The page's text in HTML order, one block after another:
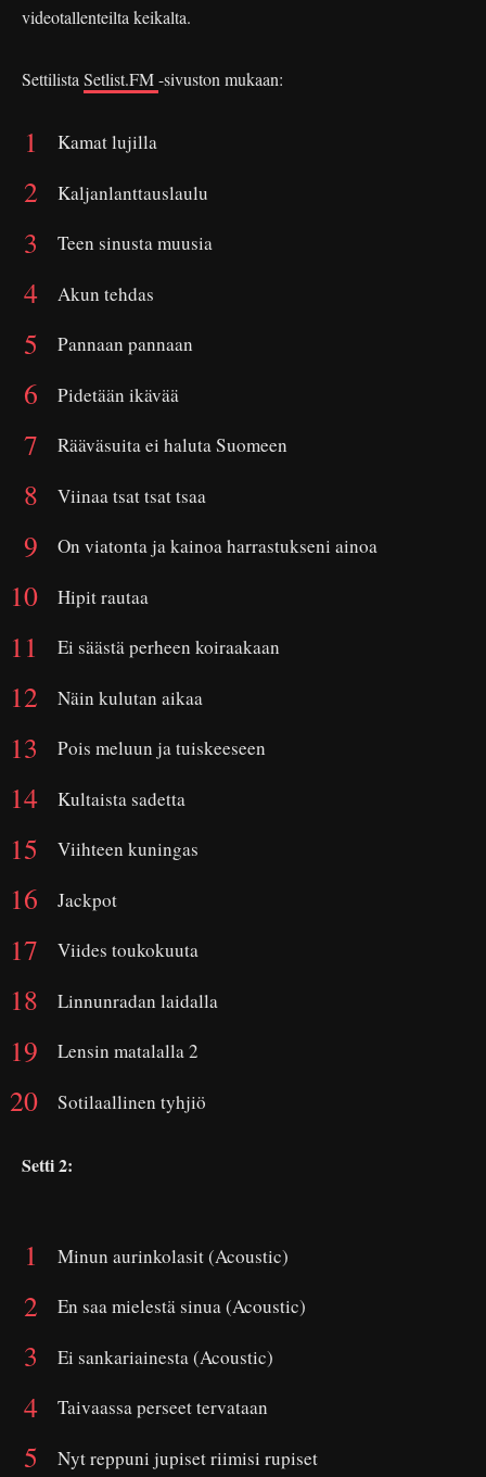
videotallenteilta keikalta.
SettilistaSetlist.FM-sivuston mukaan:
Kamat lujilla
Kaljanlanttauslaulu
Teen sinusta muusia
Akun tehdas
Pannaan pannaan
Pidetään ikävää
Rääväsuita ei haluta Suomeen
Viinaa tsat tsat tsaa
On viatonta ja kainoa harrastukseni ainoa
Hipit rautaa
Ei säästä perheen koiraakaan
Näin kulutan aikaa
Pois meluun ja tuiskeeseen
Kultaista sadetta
Viihteen kuningas
Jackpot
Viides toukokuuta
Linnunradan laidalla
Lensin matalalla 2
Sotilaallinen tyhjiö
Setti 2:
Minun aurinkolasit (Acoustic)
En saa mielestä sinua (Acoustic)
Ei sankariainesta (Acoustic)
Taivaassa perseet tervataan
Nyt reppuni jupiset riimisi rupiset